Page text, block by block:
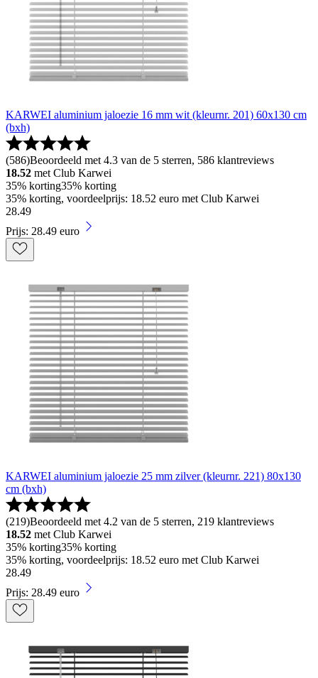
KARWEI aluminium jaloezie 16 mm wit (kleurnr. 201) 60x130 cm
(bxh)
(586)Beoordeeld met 4.3 van de 5 sterren, 586 klantreviews
18.52 met Club Karwei
35% korting35% korting
35% korting, voordeelprijs: 18.52 euro met Club Karwei
28.49
Prijs: 28.49 euro
KARWEI aluminium jaloezie 25 mm zilver (kleurnr. 221) 80x130
cm (bxh)
(219)Beoordeeld met 4.2 van de 5 sterren, 219 klantreviews
18.52 met Club Karwei
35% korting35% korting
35% korting, voordeelprijs: 18.52 euro met Club Karwei
28.49
Prijs: 28.49 euro